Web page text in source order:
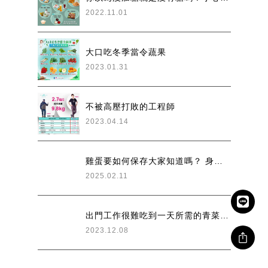
2022.11.01
大口吃冬季當令蔬果
2023.01.31
不被高壓打敗的工程師
2023.04.14
2025.02.11
2023.12.08